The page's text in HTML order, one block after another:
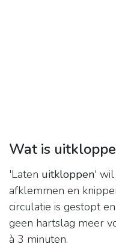
Wat is
'Laten uitkloppen' wil
afklemmen en
circulatie is gestopt
geen hartslag meer
à 3 minuten.